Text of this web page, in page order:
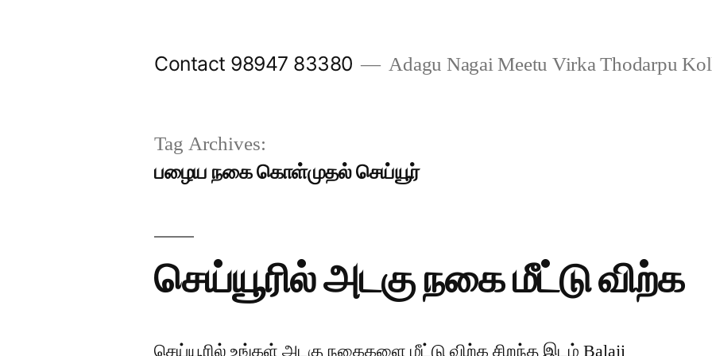
Contact 98947 83380 Adagu Nagai Meetu Virka Thodarpu
Tag Archives:
பழைய நகை கொள்முதல் செய்யூர்
செய்யூரில் அடகு நகை மீட்டு விற்க
செய்யூரில் உங்கள் அடகு நகைகளை மீட்டு விற்க சிறந்த இடம் Balaji